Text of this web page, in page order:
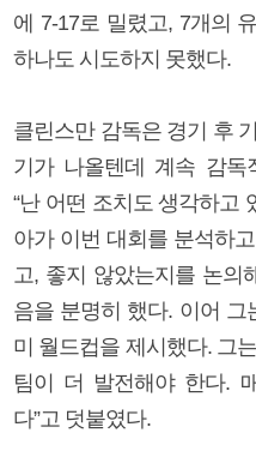
에 7-17로 밀렸고, 7개의
하나도 시도하지 못했다.
클린스만 감독은 경기 후
기가 나올텐데 계속 감독
“난 어떤 조치도 생각하고
아가 이번 대회를 분석하
고, 좋지 않았는지를 논의
음을 분명히 했다. 이어 그
미 월드컵을 제시했다. 그
팀이 더 발전해야 한다.
다”고 덧붙였다.